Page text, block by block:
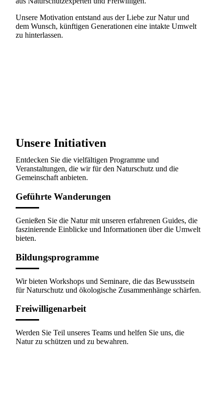
Unsere Motivation entstand aus der Liebe zur Natur und
dem Wunsch, künftigen Generationen eine intakte Umwelt
zu hinterlassen.
Unsere Initiativen
Entdecken Sie die vielfältigen Programme und
Veranstaltungen, die wir für den Naturschutz und die
Gemeinschaft anbieten.
Geführte Wanderungen
Genießen Sie die Natur mit unseren erfahrenen Guides, die
faszinierende Einblicke und Informationen über die Umwelt
bieten.
Bildungsprogramme
Wir bieten Workshops und Seminare, die das Bewusstsein
für Naturschutz und ökologische Zusammenhänge schärfen.
Freiwilligenarbeit
Werden Sie Teil unseres Teams und helfen Sie uns, die
Natur zu schützen und zu bewahren.